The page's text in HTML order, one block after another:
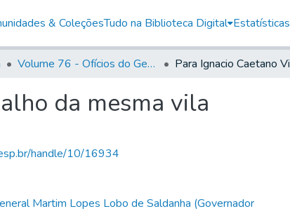
& ColeçõesTudo na Biblioteca Digital Estatísticas
Volume 76 - Ofícios do General Martim Lopes Lobo de Saldanha (Governador da Capitania): 1776- 1777
da mesma vila
handle/10/16934
Martim Lopes Lobo de Saldanha (Governador